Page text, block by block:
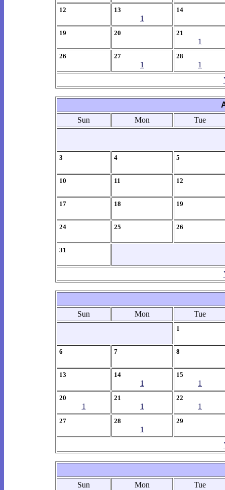
12 13
1
14
19 20 21
1
26 27
1
28
1
Sun
Mon Tue
3 4 5
10 11 12
17 18 19
24 25 26
31
Sun Mon Tue
1
6 7 8
13 14
1
15
1
20
1
21
1
22
1
27 28
1
29
Sun Mon Tue